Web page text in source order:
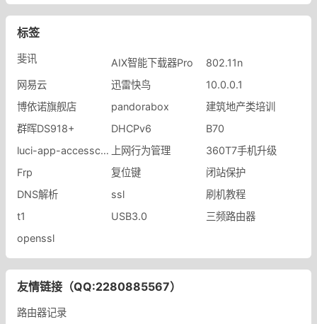
标签
斐讯 AIX智能下载器Pro
802.11n
网易云
迅雷快鸟
10.0.0.1
博依诺旗舰店
pandorabox
建筑地产类培训
群晖DS918+
DHCPv6
B70
luci-app-accesscontrol-plus
上网行为管理
360T7手机升级
Frp
复位键
闭站保护
DNS解析
ssl
刷机教程
t1
USB3.0
三频路由器
openssl
友情链接（QQ:2280885567）
路由器记录